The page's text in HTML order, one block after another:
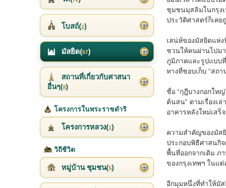
ชุมชนมุสลิมในกรุง
ประวัติศาสตร์ก็เคย
เสน่ห์ของมัสยิดแห่ง
ชวนให้คนผ่านไปม
ภูมิภาคและรูปแบบ
ทางที่ชอบเก็บ “สถ
ชื่อ “กุฎีบางกอกให
ต้นสน” ตามเรื่องเ
อาคารหลังใหม่เส
ความสำคัญของมัส
ประกอบพิธีศาสนกิจ
พื้นที่ออกจากเดิม ภ
ของกรุงเทพฯ ในแ
อีกมุมหนึ่งที่ทำให้มั
โบสถ์(2)
มัสยิด(67)
สถานที่เกี่ยวกับศาสนา
อื่นๆ(8)
โครงการในพระราชดำริ
โครงการหลวง(1)
วิถีชีวิต
หมู่บ้าน ชุมชน(5)